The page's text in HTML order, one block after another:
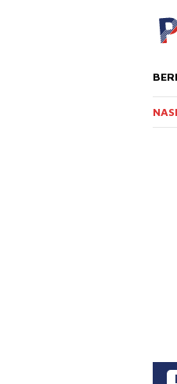
PT Masmindo Hadir 24 Jam,